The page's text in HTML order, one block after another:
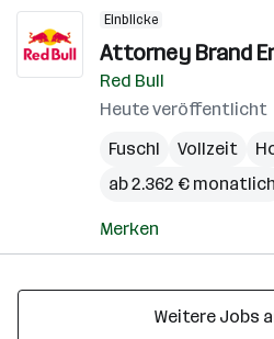
Einblicke
Attorney Brand
Red Bull
Heute veröffentlicht
Fuschl
Vollzeit
ab 2.362 € monatlich
Merken
Weitere Jobs